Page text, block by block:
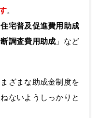
。
宅普及促進費用助成
調査費用助成 」など
ざまな助成金制度を
ないようしっかりと